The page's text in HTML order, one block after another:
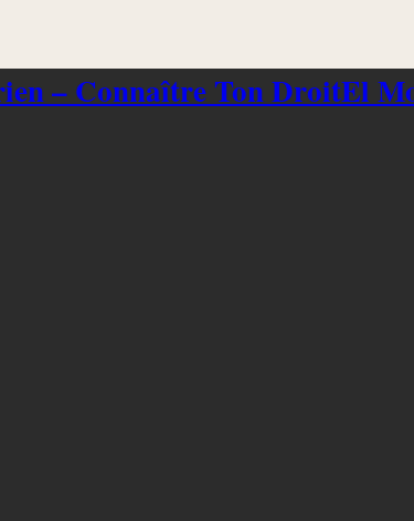
– Connaître Ton Droit